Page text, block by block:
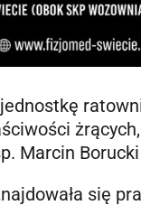
Marcin
się